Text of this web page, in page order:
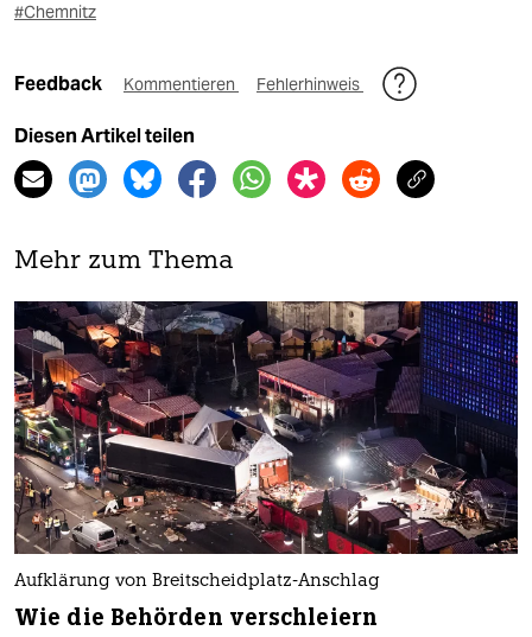
#Chemnitz
Feedback Kommentieren Fehlerhinweis
Diesen Artikel teilen
Mehr zum Thema
Aufklärung von Breitscheidplatz-Anschlag
Wie die Behörden verschleiern